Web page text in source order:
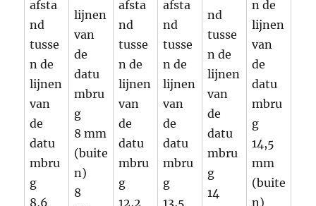
afsta
nd
tusse
n de
lijnen
van
de
datu
mbru
g
8,6
lijnen
van
de
datu
mbru
g
8 mm
(buite
n)
8
afsta
nd
tusse
n de
lijnen
van
de
datu
mbru
g
12,2
afsta
nd
tusse
n de
lijnen
van
de
datu
mbru
g
13,5
nd
tusse
n de
lijnen
van
de
datu
mbru
g
14
n de
lijnen
van
de
datu
mbru
g
14,5
mm
(buite
n)